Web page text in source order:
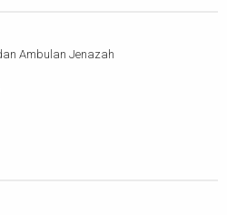
Ambulan Jenazah